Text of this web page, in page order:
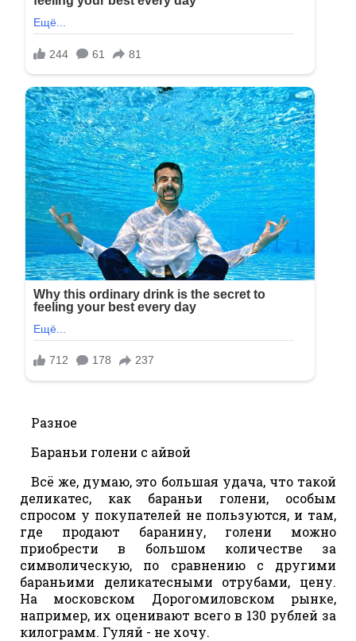
Разное
Бараньи голени с айвой
Всё же, думаю, это большая удача, что такой
деликатес, как бараньи голени, особым
спросом у покупателей не пользуются, и там,
где продают баранину, голени можно
приобрести в большом количестве за
символическую, по сравнению с другими
бараньими деликатесными отрубами, цену.
На московском Дорогомиловском рынке,
например, их оценивают всего в 130 рублей за
килограмм. Гуляй - не хочу.